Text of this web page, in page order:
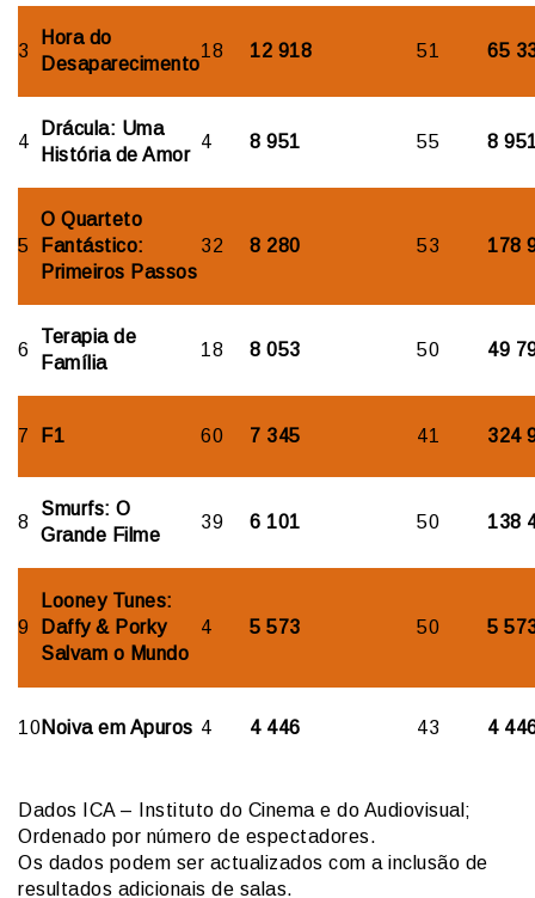
3
Hora do
Desaparecimento
18 12 918 51 65
4
Drácula: Uma
História de Amor
4 8 951 55 8
5
O Quarteto
Fantástico:
Primeiros Passos
32 8 280 53 178
6
Terapia de
Família
18 8 053 50 49
7 F1 60 7 345 41 324
8
Smurfs: O
Grande Filme
39 6 101 50 138
9
Looney Tunes:
Daffy & Porky
Salvam o Mundo
4 5 573 50 5
10Noiva em Apuros 4 4 446 43 4
Dados ICA – Instituto do Cinema e do Audiovisual;
Ordenado por número de espectadores.
Os dados podem ser actualizados com a inclusão de
resultados adicionais de salas.